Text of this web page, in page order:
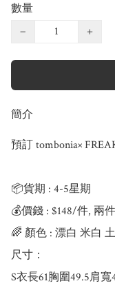
數量
−
+
簡介
預訂 tombonia×
📦貨期 : 4-5星期
💰價錢 : $148/件, 兩
🌈 顏色 : 漂白 米白
尺寸：
S衣長61胸圍49.5肩寬